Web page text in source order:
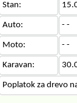
Stan:
Auto: - -
Moto: - -
Karavan:
Poplatok za drevo